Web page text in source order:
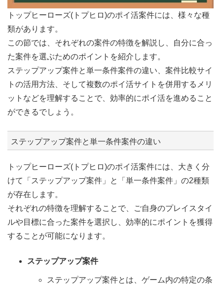
トップヒーローズ(トプヒロ)のポイ活案件には、様々な種
類があります。
この節では、それぞれの案件の特徴を解説し、自分に合っ
た案件を選ぶためのポイントを紹介します。
ステップアップ案件と単一条件案件の違い、案件比較サイ
トの活用方法、そして複数のポイ活サイトを併用するメリ
ットなどを理解することで、効率的にポイ活を進めること
ができるでしょう。
ステップアップ案件と単一条件案件の違い
トップヒーローズ(トプヒロ)のポイ活案件には、大きく分
けて「ステップアップ案件」と「単一条件案件」の2種類
が存在します。
それぞれの特徴を理解することで、ご自身のプレイスタイ
ルや目標に合った案件を選択し、効率的にポイントを獲得
することが可能になります。
ステップアップ案件
ステップアップ案件とは、ゲーム内の特定の条